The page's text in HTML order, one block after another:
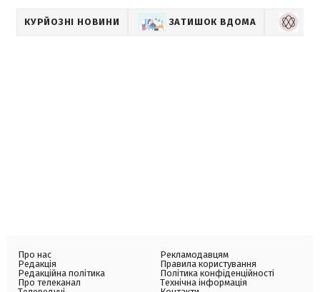
КУРЙОЗНІ НОВИНИ ЗАТИШОК ВДОМА
Про нас
Редакція
Редакційна політика
Про телеканал
Рекламодавцям
Правила користування
Політика конфіденційності
Технічна інформація